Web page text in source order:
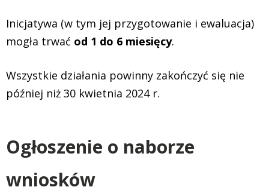
Inicjatywa (w tym jej przygotowanie i ewaluacja)
mogła trwać od 1 do 6 miesięcy.
Wszystkie działania powinny zakończyć się nie
później niż 30 kwietnia 2024 r.
Ogłoszenie o naborze
wniosków